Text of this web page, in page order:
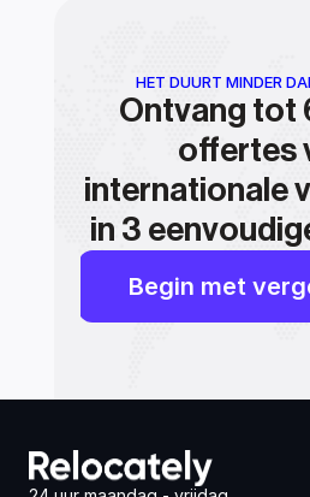
HET DUURT MINDER
Ontvang tot
offertes
internationale
in 3
Begin met